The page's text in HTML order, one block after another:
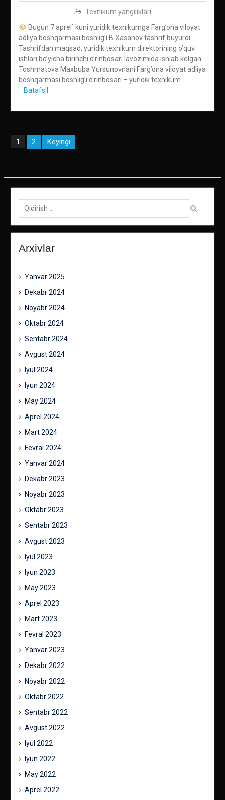
Texnikum yangiliklari
Bugun 7 aprel` kuni yuridik texnikumga Farg’ona viloyat
adliya boshqarmasi boshlig’i B.Xasanov tashrif buyurdi.
Tashrifdan maqsad, yuridik texnikum direktorining o’quv
ishlari bo’yicha birinchi o’rinbosari lavozimida ishlab kelgan
Toshmatova Maxbuba Yursunovnani Farg’ona viloyat adliya
boshqarmasi boshlig’i o’rinbosari – yuridik texnikum
Batafsil
Maqolalar
bo‘yicha
1 2 Keyingi
Qidirish:
Arxivlar
Yanvar 2025
Dekabr 2024
Noyabr 2024
Oktabr 2024
Sentabr 2024
Avgust 2024
Iyul 2024
Iyun 2024
May 2024
Aprel 2024
Mart 2024
Fevral 2024
Yanvar 2024
Dekabr 2023
Noyabr 2023
Oktabr 2023
Sentabr 2023
Avgust 2023
Iyul 2023
Iyun 2023
May 2023
Aprel 2023
Mart 2023
Fevral 2023
Yanvar 2023
Dekabr 2022
Noyabr 2022
Oktabr 2022
Sentabr 2022
Avgust 2022
Iyul 2022
Iyun 2022
May 2022
Aprel 2022